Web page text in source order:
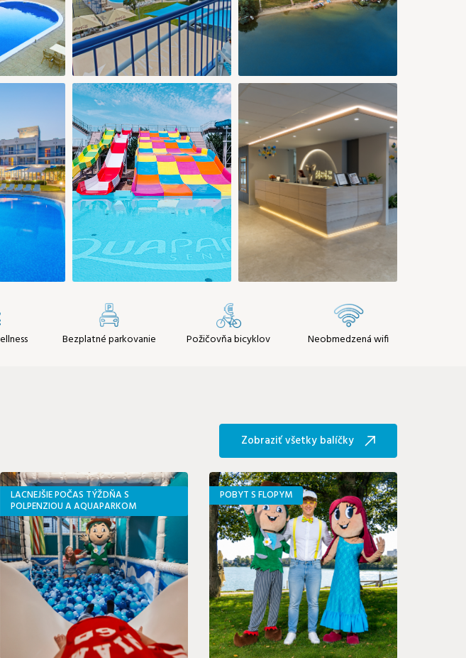
133 € 213 € 139 €
30
118 €
113 € 113 € 176 € 127 € 132 €
26
113 € 27 28
Potvrdiť výber
Bezplatné parkovanie Požičovňa bicyklov Neobmedzená wifi
Zobraziť všetky balíčky
LACNEJŠIE POČAS TÝŽDŇA S
POLPENZIOU A AQUAPARKOM
POBYT S FLOPYM